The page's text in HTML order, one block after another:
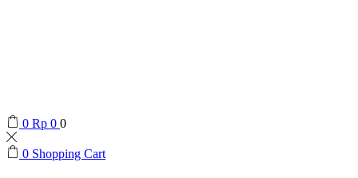
0 Rp 0 0
0 Shopping Cart